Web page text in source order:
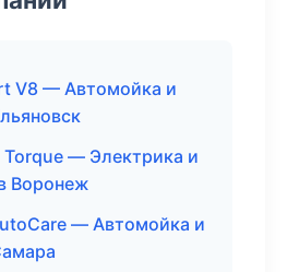
V8 — Автомойка и
— Электрика и
Воронеж
— Автомойка и